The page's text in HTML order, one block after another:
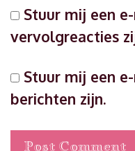
Stuur mij een
vervolgreacties
Stuur mij een
berichten zijn.